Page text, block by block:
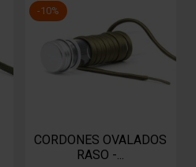
CORDONES OVALADOS
RASO -...
-10%